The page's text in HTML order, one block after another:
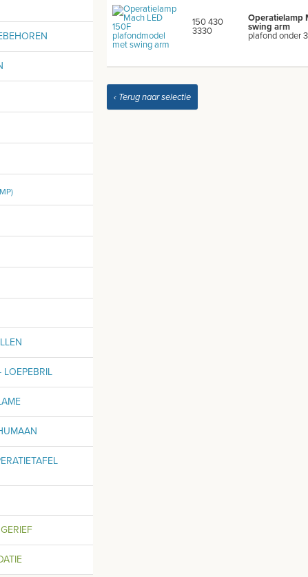
150 430
3330
Operatielamp
swing arm
plafond onder
‹ Terug naar selectie